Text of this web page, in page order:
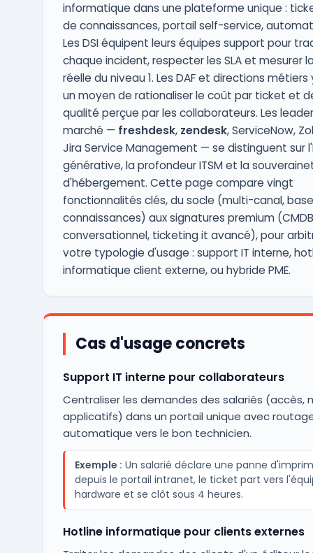
informatique dans une plateforme unique :
de connaissances, portail self-service,
Les DSI équipent leurs équipes support pour
chaque incident, respecter les SLA et mesurer
réelle du niveau 1. Les DAF et directions
un moyen de rationaliser le coût par ticket et
qualité perçue par les collaborateurs. Les
marché — freshdesk, zendesk, ServiceNow,
Jira Service Management — se distinguent sur
générative, la profondeur ITSM et la
d'hébergement. Cette page compare vingt
fonctionnalités clés, du socle (multi-canal,
connaissances) aux signatures premium
conversationnel, ticketing it avancé), pour
votre typologie d'usage : support IT interne,
informatique client externe, ou hybride PME.
Cas d'usage concrets
Support IT interne pour collaborateurs
Centraliser les demandes des salariés (accès,
applicatifs) dans un portail unique avec
automatique vers le bon technicien.
Exemple : Un salarié déclare une panne
depuis le portail intranet, le ticket part vers
hardware et se clôt sous 4 heures.
Hotline informatique pour clients externes